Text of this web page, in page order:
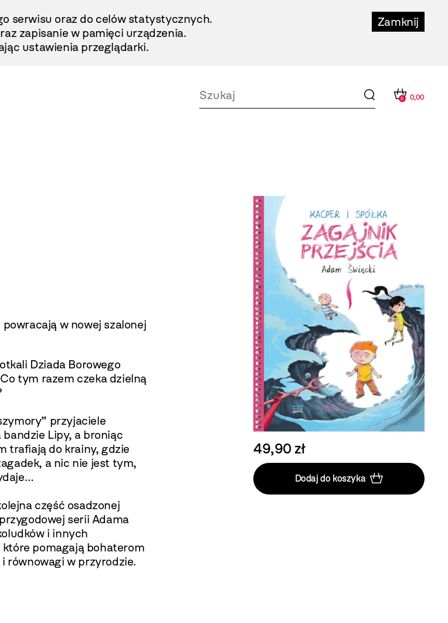
Zamknij
serwisu oraz do celów statystycznych.
zapisanie w pamięci urządzenia.
ustawienia przeglądarki.
0 0,00
w nowej szalonej
Dziada Borowego
tym razem czeka dzielną
przyjaciele
bandzie Lipy, a broniąc
trafiają do krainy, gdzie
a nic nie jest tym,
część osadzonej
serii Adama
i innych
pomagają bohaterom
równowagi w przyrodzie.
49,90 zł
Dodaj do koszyka